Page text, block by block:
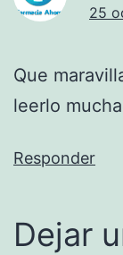
25
Que
leerlo
Responder
Dejar